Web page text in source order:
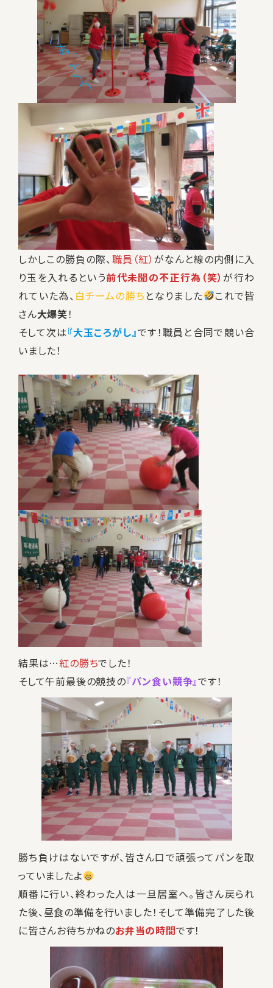
しかしこの勝負の際、 職員（紅） がなんと線の内側に入
り玉を入れるという前代未聞の不正行為（笑）が行わ
れていた為、 白チームの勝ち となりました
これで皆
さん大爆笑！
そして次は『大玉ころがし』です！職員と合同で競い合
いました！
結果は…紅の勝ちでした！
そして午前最後の競技の『パン食い競争』です！
勝ち負けはないですが、皆さん口で頑張ってパンを取
っていましたよ
順番に行い、終わった人は一旦居室へ。皆さん戻られ
た後、昼食の準備を行いました！そして準備完了した後
に皆さんお待ちかねのお弁当の時間です！